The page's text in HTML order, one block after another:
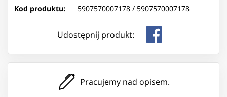
Kod produktu:
5907570007178 / 5907570007178
Udostępnij produkt:
Pracujemy nad opisem.